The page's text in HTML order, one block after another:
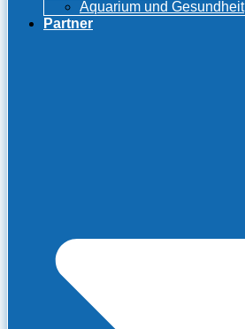
Aquarium und Gesundheit
Partner